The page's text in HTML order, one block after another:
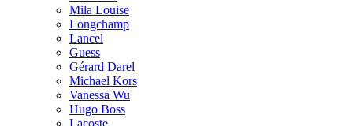
Mila Louise
Longchamp
Lancel
Guess
Gérard Darel
Michael Kors
Vanessa Wu
Hugo Boss
Lacoste